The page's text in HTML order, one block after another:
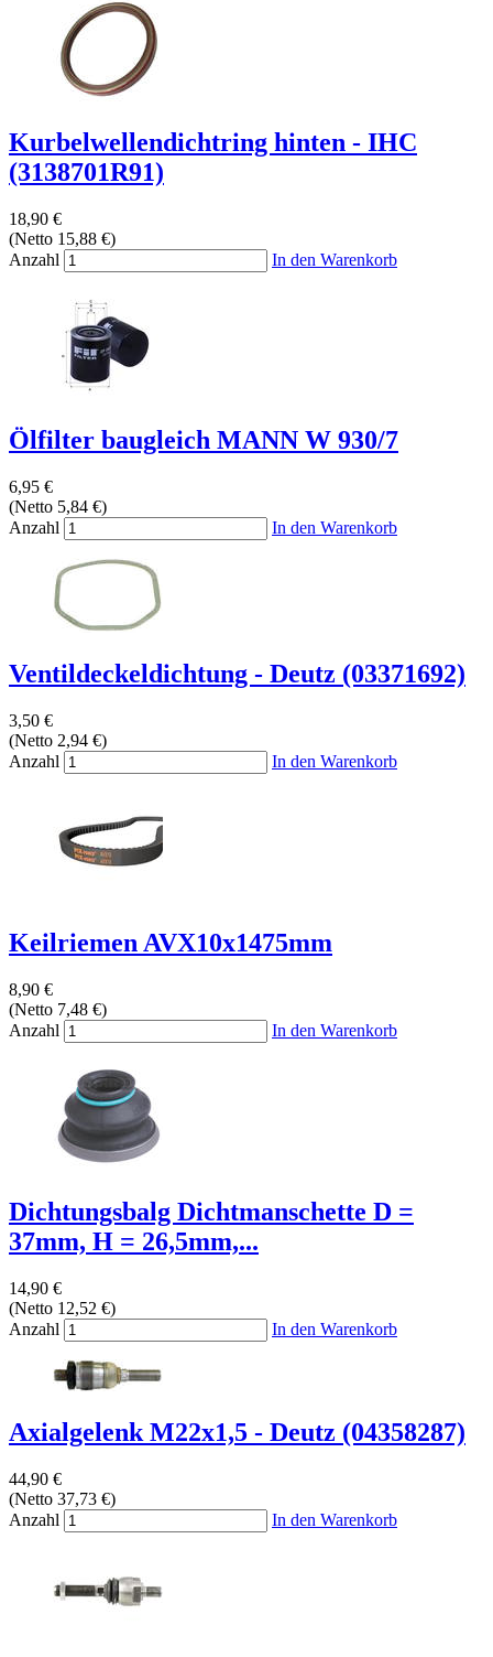
Kurbelwellendichtring hinten - IHC
(3138701R91)
18,90 €
(Netto 15,88 €)
Anzahl
In den Warenkorb
Ölfilter baugleich MANN W 930/7
6,95 €
(Netto 5,84 €)
Anzahl
In den Warenkorb
Ventildeckeldichtung - Deutz (03371692)
3,50 €
(Netto 2,94 €)
Anzahl
In den Warenkorb
Keilriemen AVX10x1475mm
8,90 €
(Netto 7,48 €)
Anzahl
In den Warenkorb
Dichtungsbalg Dichtmanschette D =
37mm, H = 26,5mm,...
14,90 €
(Netto 12,52 €)
Anzahl
In den Warenkorb
Axialgelenk M22x1,5 - Deutz (04358287)
44,90 €
(Netto 37,73 €)
Anzahl
In den Warenkorb